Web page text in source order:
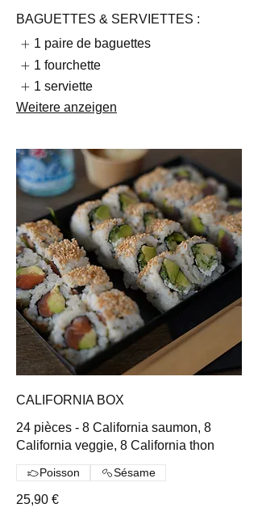
BAGUETTES & SERVIETTES :
1 paire de baguettes
1 fourchette
1 serviette
Weitere anzeigen
CALIFORNIA BOX
24 pièces - 8 California saumon, 8
California veggie, 8 California thon
25,90 €
Poisson Sésame